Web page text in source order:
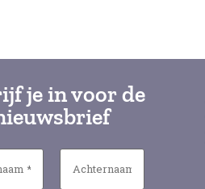
je in voor de